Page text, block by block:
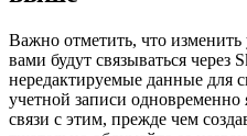
Важно отметить, что
вами будут связываться через
нередактируемые данные для
учетной записи одновременно
связи с этим, прежде чем